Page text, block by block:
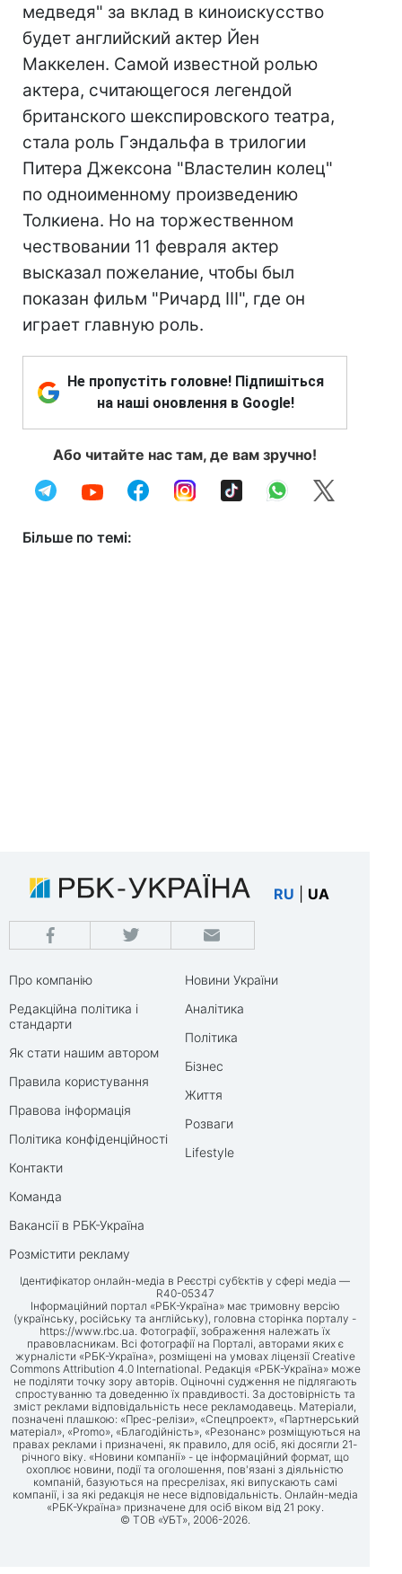
медведя" за вклад в киноискусство
будет английский актер Йен
Маккелен. Самой известной ролью
актера, считающегося легендой
британского шекспировского театра,
стала роль Гэндальфа в трилогии
Питера Джексона "Властелин колец"
по одноименному произведению
Толкиена. Но на торжественном
чествовании 11 февраля актер
высказал пожелание, чтобы был
показан фильм "Ричард III", где он
играет главную роль.
Не пропустіть головне! Підпишіться
на наші оновлення в Google!
Або читайте нас там, де вам зручно!
Більше по темі:
RU UA
Про компанію
Редакційна політика і
стандарти
Як стати нашим автором
Правила користування
Правова інформація
Політика конфіденційності
Контакти
Команда
Вакансії в РБК-Україна
Розмістити рекламу
Новини України
Аналітика
Політика
Бізнес
Життя
Розваги
Lifestyle
Ідентифікатор онлайн-медіа в Реєстрі суб’єктів у сфері медіа —
R40-05347
Інформаційний портал «РБК-Україна» має тримовну версію
(українську, російську та англійську), головна сторінка порталу -
https://www.rbc.ua. Фотографії, зображення належать їх
правовласникам. Всі фотографії на Порталі, авторами яких є
журналісти «РБК-Україна», розміщені на умовах ліцензії Creative
Commons Attribution 4.0 International. Редакція «РБК-Україна» може
не поділяти точку зору авторів. Оціночні судження не підлягають
спростуванню та доведенню їх правдивості. За достовірність та
зміст реклами відповідальність несе рекламодавець. Матеріали,
позначені плашкою: «Прес-релізи», «Спецпроект», «Партнерський
матеріал», «Promo», «Благодійність», «Резонанс» розміщуються на
правах реклами і призначені, як правило, для осіб, які досягли 21-
річного віку. «Новини компанії» - це інформаційний формат, що
охоплює новини, події та оголошення, пов'язані з діяльністю
компаній, базуються на пресрелізах, які випускають самі
компанії, і за які редакція не несе відповідальність. Онлайн-медіа
«РБК-Україна» призначене для осіб віком від 21 року.
© ТОВ «УБТ», 2006-2026.